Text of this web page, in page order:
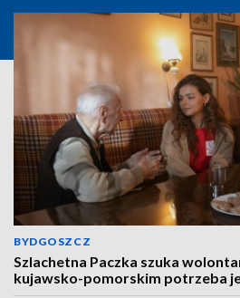
BYDGOSZCZ
Szlachetna Paczka szuka
kujawsko-pomorskim potrzeba